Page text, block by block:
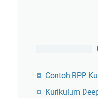
Contoh RPP
Kurikulum